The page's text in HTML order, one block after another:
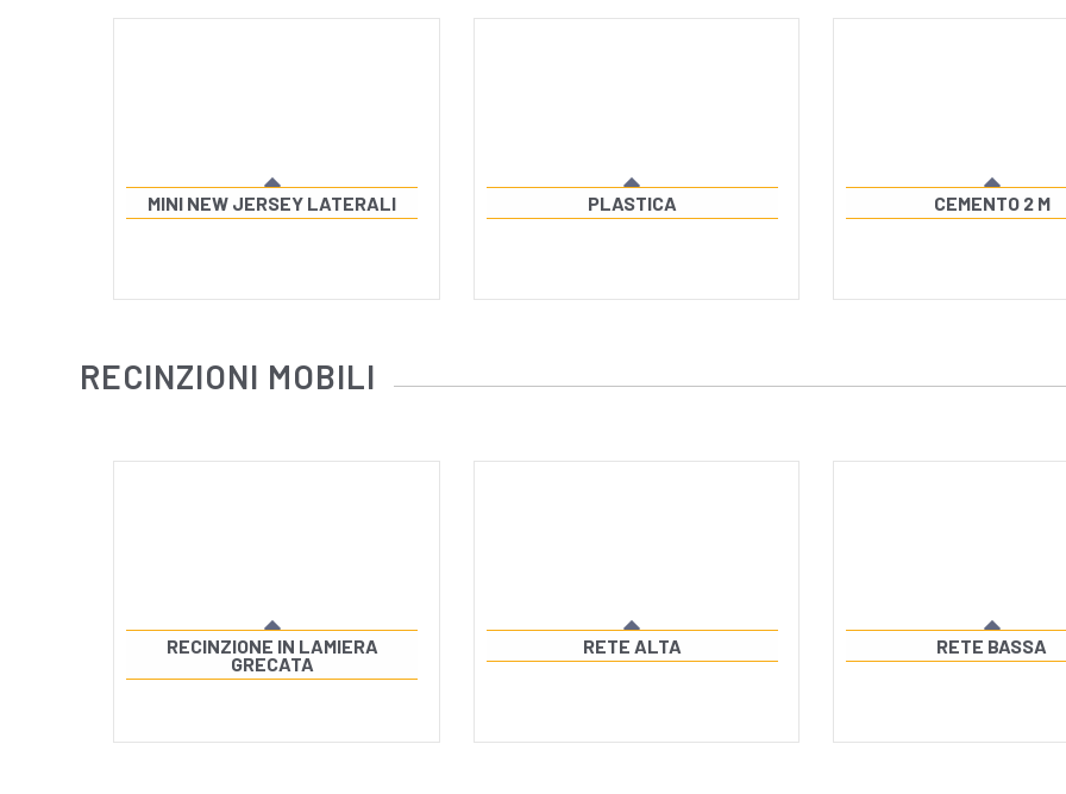
MINI NEW JERSEY LATERALI PLASTICA CEMENTO 2 M
RECINZIONI MOBILI
RECINZIONE IN LAMIERA
GRECATA
RETE ALTA RETE BASSA